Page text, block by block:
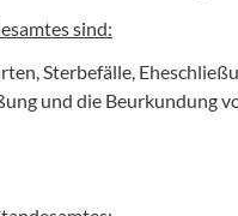
sind:
Sterbefälle,
und die Beurkundung